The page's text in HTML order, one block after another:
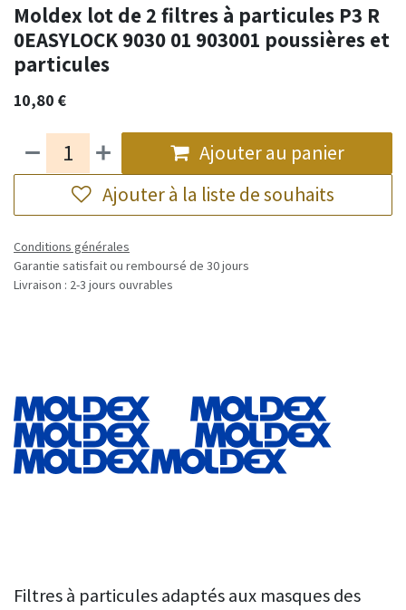
Moldex lot de 2 filtres à particules P3 R
0EASYLOCK 9030 01 903001 poussières et
particules
10,80 €
Ajouter au panier
Ajouter à la liste de souhaits
Conditions générales
Garantie satisfait ou remboursé de 30 jours
Livraison : 2-3 jours ouvrables
Filtres à particules adaptés aux masques des